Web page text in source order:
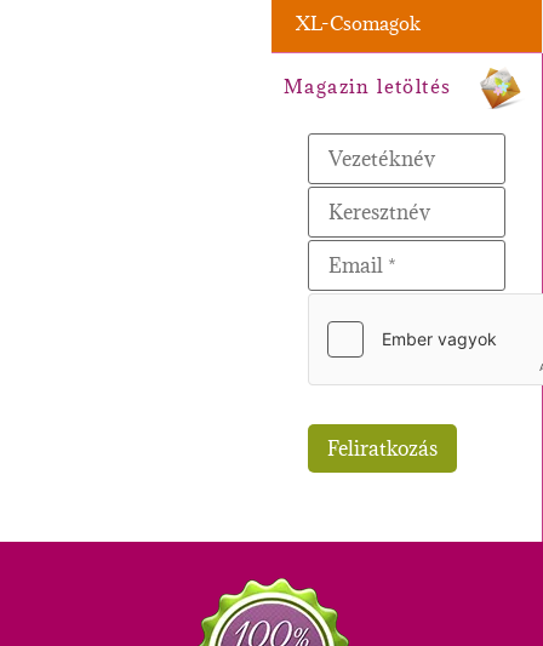
XL-Csomagok
Magazin letöltés